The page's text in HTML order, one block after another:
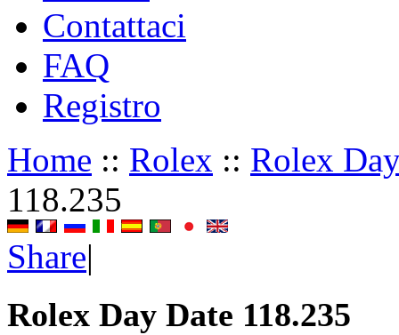
Contattaci
FAQ
Registro
Home :: Rolex :: Rolex
118.235
Share|
Rolex Day Date 118.235